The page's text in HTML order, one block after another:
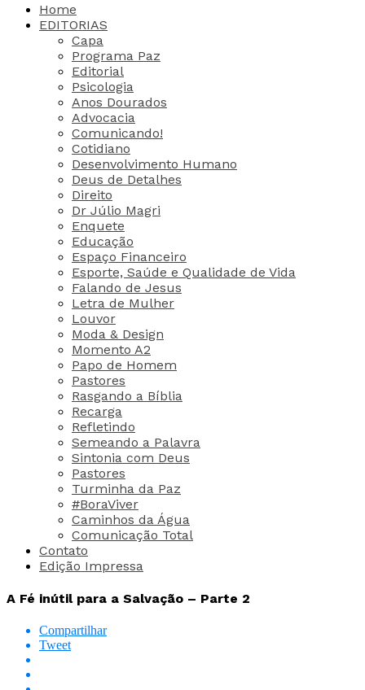
Home
EDITORIAS
Capa
Programa Paz
Editorial
Psicologia
Anos Dourados
Advocacia
Comunicando!
Cotidiano
Desenvolvimento Humano
Deus de Detalhes
Direito
Dr Júlio Magri
Enquete
Educação
Espaço Financeiro
Esporte, Saúde e Qualidade de Vida
Falando de Jesus
Letra de Mulher
Louvor
Moda & Design
Momento A2
Papo de Homem
Pastores
Rasgando a Bíblia
Recarga
Refletindo
Semeando a Palavra
Sintonia com Deus
Pastores
Turminha da Paz
#BoraViver
Caminhos da Água
Comunicação Total
Contato
Edição Impressa
A Fé inútil para a Salvação – Parte 2
Compartilhar
Tweet